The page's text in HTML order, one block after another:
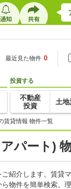
最近見た物件 0
投資する
不動産
投資
土地
賃貸情報 物件一覧
パート)
紹介します。賃貸
物件を簡単検索。